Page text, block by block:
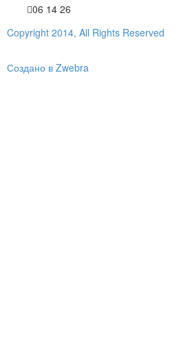
06 14 26
Copyright 2014, All Rights Reserved
Создано в Zwebra